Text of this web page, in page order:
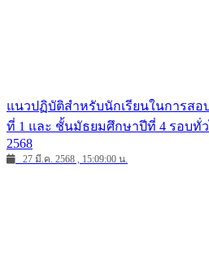
แนวปฏิบัติสำหรับนักเรียนในการสอ
ที่ 1 และ ชั้นมัธยมศึกษาปีที่ 4 รอบทั่
2568
27 มี.ค. 2568 , 15:09:00 น.